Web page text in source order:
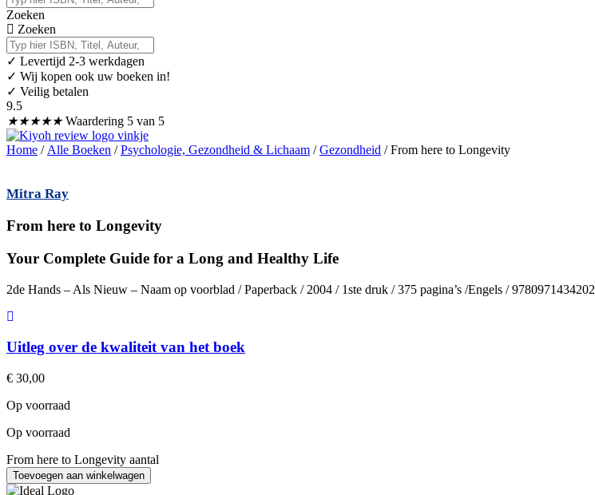
Zoeken
Zoeken
✓ Levertijd 2-3 werkdagen
✓ Wij kopen ook uw boeken in!
✓ Veilig betalen
9.5
★★★★★ Waardering 5 van 5
Home / Alle Boeken /Psychologie, Gezondheid & Lichaam /Gezondheid / From here to Longevity
Mitra Ray
From here to Longevity
Your Complete Guide for a Long and Healthy Life
2de Hands – Als Nieuw – Naam op voorblad / Paperback / 2004 / 1ste druk / 375 pagina’s /Engels / 9780971434202
Uitleg over de kwaliteit van het boek
€ 30,00
Op voorraad
Op voorraad
From here to Longevity aantal
Toevoegen aan winkelwagen